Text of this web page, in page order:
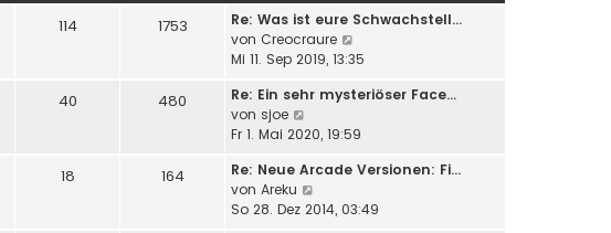
114 1753
Re: Was ist eure Schwachstell…
von Creocraure
e
e
t
e
Mi 11. Sep 2019, 13:35
40 480
Re: Ein sehr mysteriöser Face…
von sjoe
e
e
s
t
Fr 1. Mai 2020, 19:59
18 164
Re: Neue Arcade Versionen: Fi…
von Areku
e
So 28. Dez 2014, 03:49